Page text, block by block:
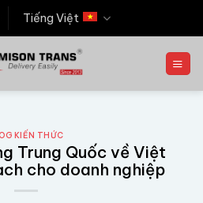
Tiếng Việt
KIẾN THỨC
Trung Quốc về Việt
cho doanh nghiệp